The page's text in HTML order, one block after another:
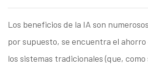
Los beneficios de la IA son
por supuesto, se encuentra el ahorro
los sistemas tradicionales (que, como